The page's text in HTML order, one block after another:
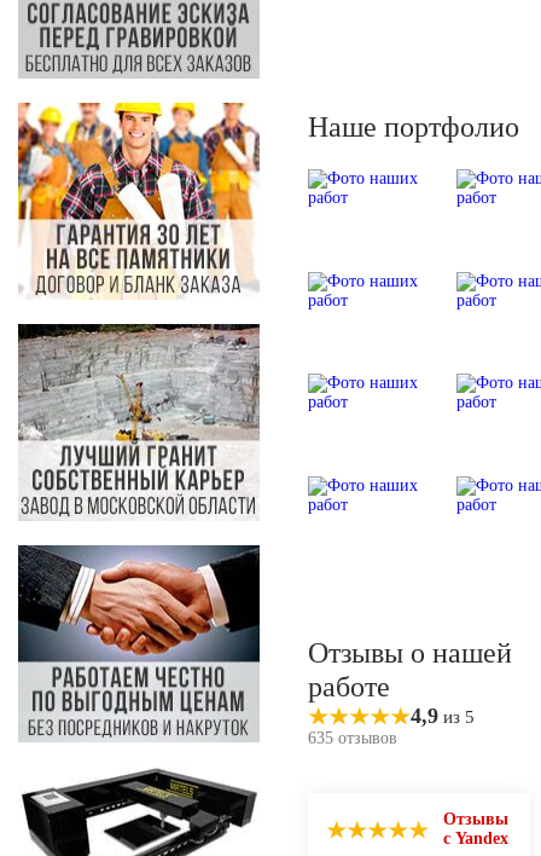
Наше портфолио
Отзывы о нашей
работе
4,9 из 5
635 отзывов
Отзывы
с Yandex